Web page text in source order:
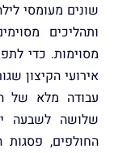
שונים מעומסי
ותהליכים
מסוימות. כדי
אירועי הקיצון
עבודה מלא של
שלושה לשבעה
החולפים, פסגות